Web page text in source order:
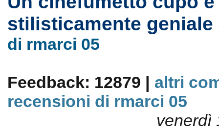
stilisticamente geniale
di rmarci 05
Feedback: 12879 | altri
recensioni di rmarci 05
venerdì